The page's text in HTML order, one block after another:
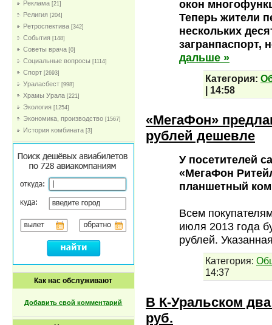
Реклама [21]
Религия [204]
Ретроспектива [342]
События [148]
Советы врача [0]
Социальные вопросы [1114]
Спорт [2693]
Ураласбест [998]
Храмы Урала [221]
Экология [1254]
Экономика, производство [1567]
История комбината [3]
Как нас обслуживают
Добавить свой комментарий
окон
Теперь жители
нескольких
загранпаспорт,
дальше »
Категория:
| 14:58
«МегаФон»
рублей дешевле
У посетителей
«МегаФон
планшетный
Всем
июля 2013 года
рублей.
Категория:
14:37
В К-Уральском
руб.